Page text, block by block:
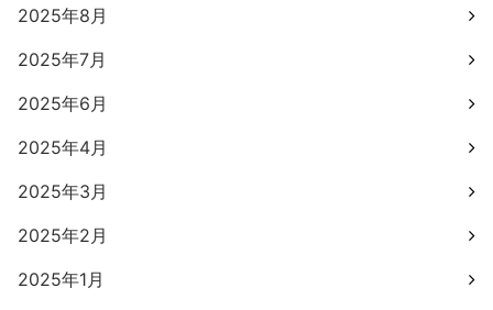
2025年8月
2025年7月
2025年6月
2025年4月
2025年3月
2025年2月
2025年1月